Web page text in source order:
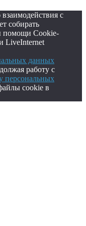
с
собирать
помощи Cookie-
LiveInternet
данных
работу с
персональных
cookie в